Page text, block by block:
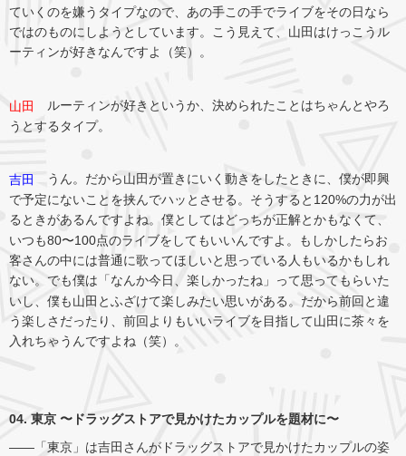
ていくのを嫌うタイプなので、あの手この手でライブをその日なら
ではのものにしようとしています。こう見えて、山田はけっこうル
ーティンが好きなんですよ（笑）。
山田
ルーティンが好きというか、決められたことはちゃんとやろ
うとするタイプ。
吉田
うん。だから山田が置きにいく動きをしたときに、僕が即興
で予定にないことを挟んでハッとさせる。そうすると120%の力が出
るときがあるんですよね。僕としてはどっちが正解とかもなくて、
いつも80〜100点のライブをしてもいいんですよ。もしかしたらお
客さんの中には普通に歌ってほしいと思っている人もいるかもしれ
ない。でも僕は「なんか今日、楽しかったね」って思ってもらいた
いし、僕も山田とふざけて楽しみたい思いがある。だから前回と違
う楽しさだったり、前回よりもいいライブを目指して山田に茶々を
入れちゃうんですよね（笑）。
04. 東京 〜ドラッグストアで見かけたカップルを題材に〜
――「東京」は吉田さんがドラッグストアで見かけたカップルの姿